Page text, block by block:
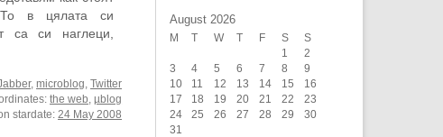
То в цялата си
са си наглеци,
Ако се чудите
,microblog ,Twitter
the web ,µblog
stardate: 24 May 2008
August 2026
M W F S
S
1
2
3
4 5 6 7 8
9
10
11 12 13 14 15
16
17
18 19 20 21 22
23
24
25 26 27 28 29
30
31